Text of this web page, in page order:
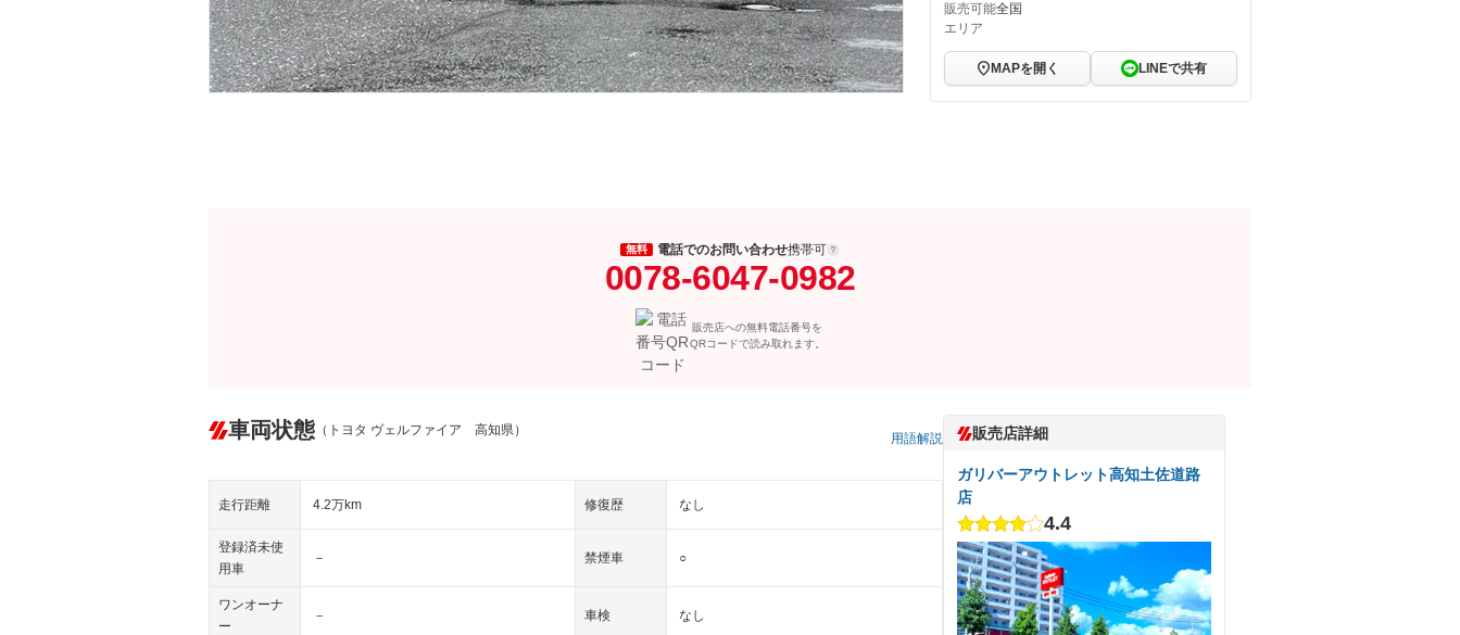
販売可能
エリア
全国
MAPを開く LINEで共有
無料 電話でのお問い合わせ携帯可
0078-6047-0982
販売店への無料電話番号を
QRコードで読み取れます。
車両状態 （トヨタ ヴェルファイア 高知県）
用語解説
走行距離 4.2万km 修復歴 なし
登録済未使
用車
－ 禁煙車 ○
ワンオーナ
ー
－ 車検 なし
販売店詳細
ガリバーアウトレット高知土佐道路
店
4.4